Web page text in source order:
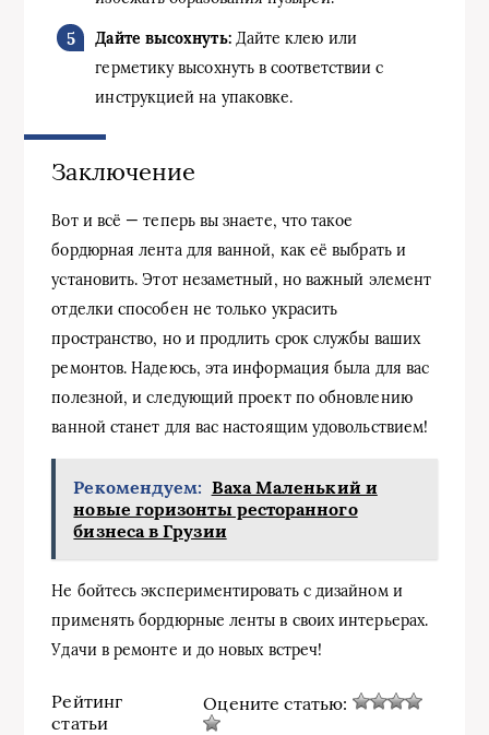
Дайте высохнуть:Дайте клею или
герметику высохнуть в соответствии с
инструкцией на упаковке.
Заключение
Вот и всё — теперь вы знаете, что такое
бордюрная лента для ванной, как её выбрать и
установить. Этот незаметный, но важный элемент
отделки способен не только украсить
пространство, но и продлить срок службы ваших
ремонтов. Надеюсь, эта информация была для вас
полезной, и следующий проект по обновлению
ванной станет для вас настоящим удовольствием!
Рекомендуем: Ваха Маленький и
новые горизонты ресторанного
бизнеса в Грузии
Не бойтесь экспериментировать с дизайном и
применять бордюрные ленты в своих интерьерах.
Удачи в ремонте и до новых встреч!
Рейтинг
статьи
Оцените статью: